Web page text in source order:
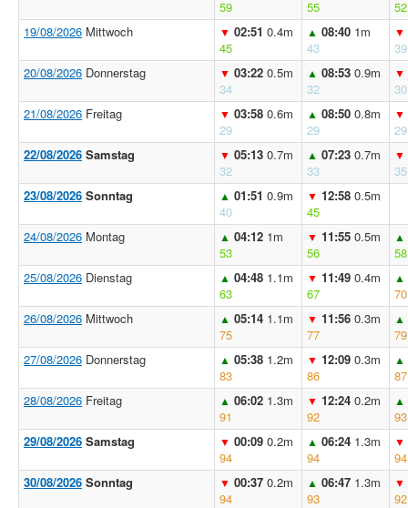
59
55
52
19/08/2026 Mittwoch ▼ 02:51 0.4m
45
▲ 08:40 1m
43
▼
39
20/08/2026 Donnerstag ▼ 03:22 0.5m
34
▲ 08:53 0.9m
32
▼
30
21/08/2026 Freitag ▼ 03:58 0.6m
29
▲ 08:50 0.8m
29
▼
29
22/08/2026 Samstag ▼ 05:13 0.7m
32
▲ 07:23 0.7m
33
▼
35
23/08/2026 Sonntag ▲ 01:51 0.9m
40
▼ 12:58 0.5m
45
24/08/2026 Montag ▲ 04:12 1m
53
▼ 11:55 0.5m
56
▲
58
25/08/2026 Dienstag ▲ 04:48 1.1m
63
▼ 11:49 0.4m
67
▲
70
26/08/2026 Mittwoch ▲ 05:14 1.1m
75
▼ 11:56 0.3m
77
▲
79
27/08/2026 Donnerstag ▲ 05:38 1.2m
83
▼ 12:09 0.3m
86
▲
87
28/08/2026 Freitag ▲ 06:02 1.3m
91
▼ 12:24 0.2m
92
▲
93
29/08/2026 Samstag ▼ 00:09 0.2m
94
▲ 06:24 1.3m
94
▼
94
30/08/2026 Sonntag ▼ 00:37 0.2m
94
▲ 06:47 1.3m
93
▼
92